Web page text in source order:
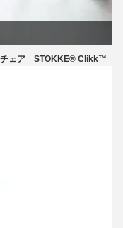
チェア STOKKE® Clikk™